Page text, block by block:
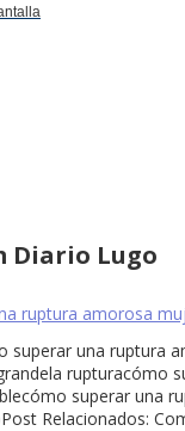
Diario Lugo
ruptura amorosa
superar una ruptura
rupturacómo
superar una
Relacionados: